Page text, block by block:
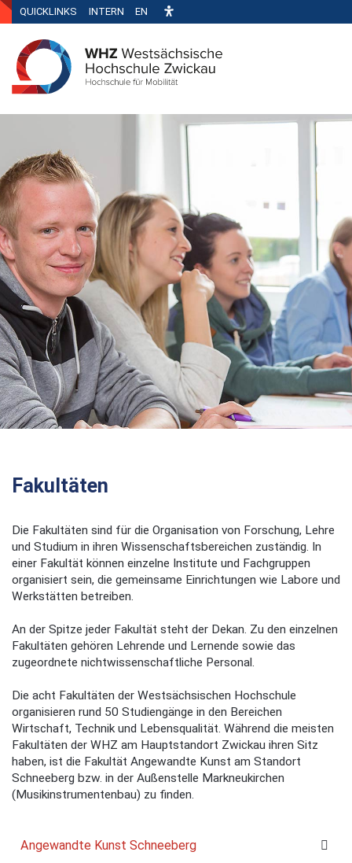
QUICKLINKS INTERN EN
Fakultäten
Die Fakultäten sind für die Organisation von Forschung, Lehre
und Studium in ihren Wissenschaftsbereichen zuständig. In
einer Fakultät können einzelne Institute und Fachgruppen
organisiert sein, die gemeinsame Einrichtungen wie Labore und
Werkstätten betreiben.
An der Spitze jeder Fakultät steht der Dekan. Zu den einzelnen
Fakultäten gehören Lehrende und Lernende sowie das
zugeordnete nichtwissenschaftliche Personal.
Die acht Fakultäten der Westsächsischen Hochschule
organisieren rund 50 Studiengänge in den Bereichen
Wirtschaft, Technik und Lebensqualität. Während die meisten
Fakultäten der WHZ am Hauptstandort Zwickau ihren Sitz
haben, ist die Fakultät Angewandte Kunst am Standort
Schneeberg bzw. in der Außenstelle Markneukirchen
(Musikinstrumentenbau) zu finden.
Angewandte Kunst Schneeberg